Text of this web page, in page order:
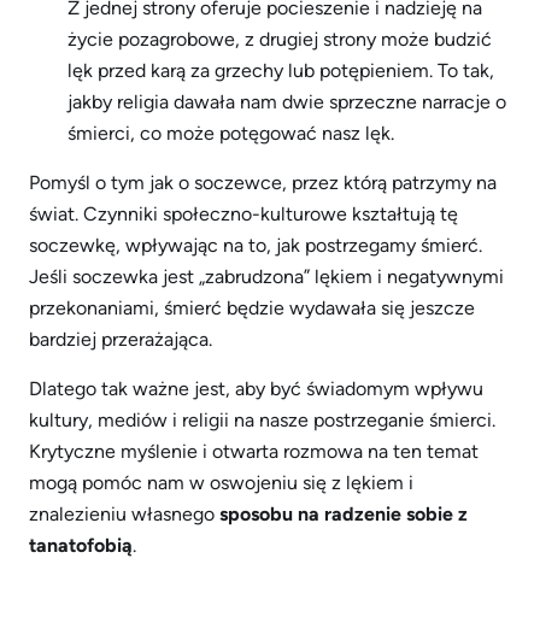
Z jednej strony oferuje pocieszenie i nadzieję na
życie pozagrobowe, z drugiej strony może budzić
lęk przed karą za grzechy lub potępieniem. To tak,
jakby religia dawała nam dwie sprzeczne narracje o
śmierci, co może potęgować nasz lęk.
Pomyśl o tym jak o soczewce, przez którą patrzymy na
świat. Czynniki społeczno-kulturowe kształtują tę
soczewkę, wpływając na to, jak postrzegamy śmierć.
Jeśli soczewka jest „zabrudzona” lękiem i negatywnymi
przekonaniami, śmierć będzie wydawała się jeszcze
bardziej przerażająca.
Dlatego tak ważne jest, aby być świadomym wpływu
kultury, mediów i religii na nasze postrzeganie śmierci.
Krytyczne myślenie i otwarta rozmowa na ten temat
mogą pomóc nam w oswojeniu się z lękiem i
znalezieniu własnego sposobu na radzenie sobie z
tanatofobią.